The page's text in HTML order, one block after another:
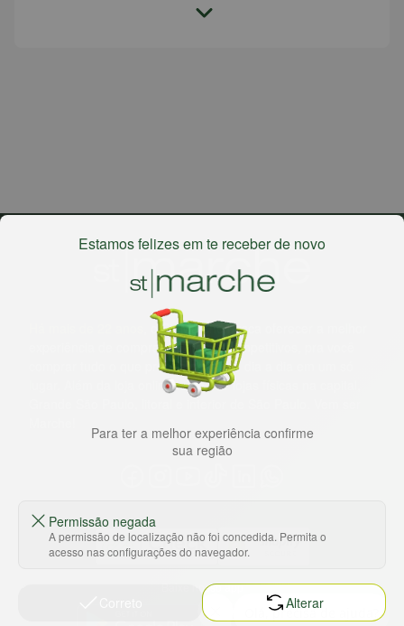
, o St. Marche busca oferecer a melhor
experiência de compras, a preços competitivos, pra você
comprar tudo o que precisa para seu dia a dia em um só
lugar. Além da loja online temos 31 lojas físicas na capital,
Baixe nosso app
Estamos felizes em te receber de novo
Para ter a melhor experiência confirme
sua região
Permissão negada
A permissão de localização não foi concedida. Permita o
acesso nas configurações do navegador.
Alterar